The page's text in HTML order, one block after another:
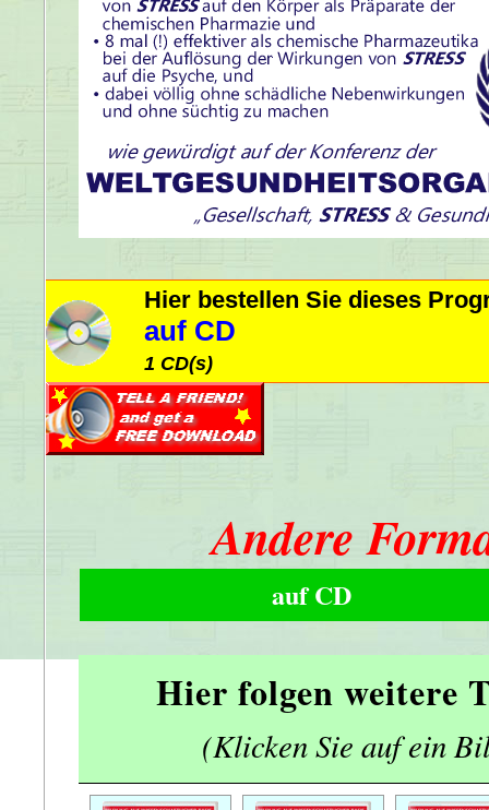
Hier bestellen Sie dieses
auf CD
1 CD(s)
Andere
auf CD
Hier folgen weitere
(Klicken Sie auf ein